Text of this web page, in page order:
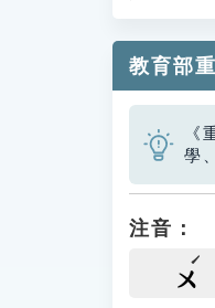
教育部
《
學
注音：
ㄨ